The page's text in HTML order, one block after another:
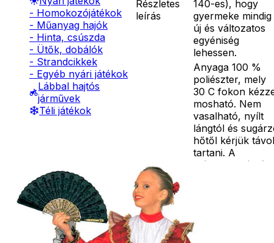
- Homokozójátékok
- Műanyag hajók
- Hinta, csúszda
- Ütők, dobálók
- Strandcikkek
- Egyéb nyári játékok
Lábbal hajtós
járművek
Téli játékok
Részletes
leírás
140-es), hogy
gyermeke mindig
új és változatos
egyéniség
lehessen.
Anyaga 100 %
poliészter, mely
30 C fokon
mosható. Nem
vasalható, nyílt
lángtól és
hőtől kérjük távol
tartani. A
Jelmezcserénél